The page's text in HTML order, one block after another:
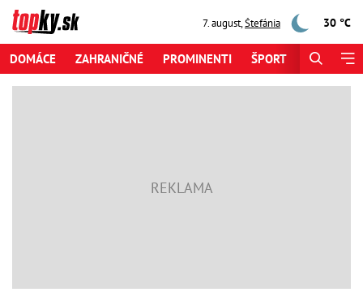
7. august,Štefánia 30 °C
DOMÁCE ZAHRANIČNÉ PROMINENTI ŠPORT